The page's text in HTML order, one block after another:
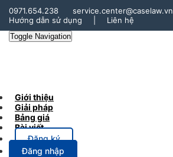
0971.654.238
service.center@caselaw.vn
Hướng dẫn sử dụng
Liên hệ
Toggle Navigation
Giới thiệu
Giải pháp
Bảng giá
Bài viết
Đăng ký
Đăng nhập